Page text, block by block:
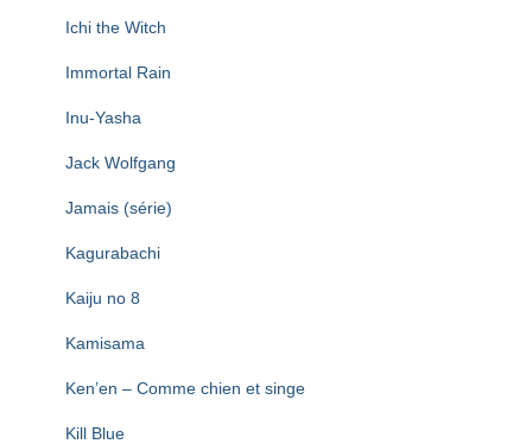
Ichi the Witch
Immortal Rain
Inu-Yasha
Jack Wolfgang
Jamais (série)
Kagurabachi
Kaiju no 8
Kamisama
Ken’en – Comme chien et singe
Kill Blue